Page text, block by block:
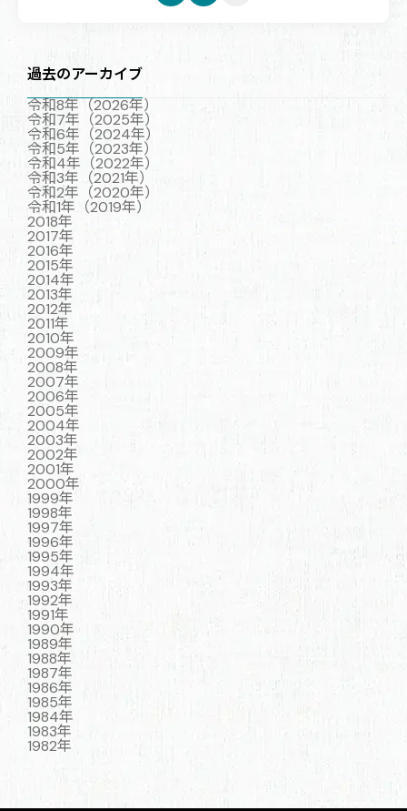
過去のアーカイブ
令和8年（2026年）
令和7年（2025年）
令和6年（2024年）
令和5年（2023年）
令和4年（2022年）
令和3年（2021年）
令和2年（2020年）
令和1年（2019年）
2018年
2017年
2016年
2015年
2014年
2013年
2012年
2011年
2010年
2009年
2008年
2007年
2006年
2005年
2004年
2003年
2002年
2001年
2000年
1999年
1998年
1997年
1996年
1995年
1994年
1993年
1992年
1991年
1990年
1989年
1988年
1987年
1986年
1985年
1984年
1983年
1982年